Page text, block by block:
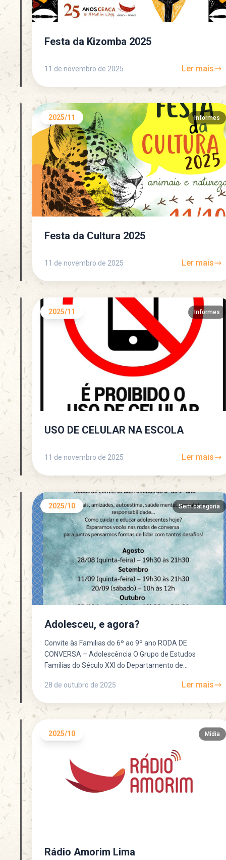
Festa da Kizomba 2025
11 de novembro de 2025 Ler mais
2025/11 Informes
Festa da Cultura 2025
11 de novembro de 2025 Ler mais
2025/11 Informes
USO DE CELULAR NA ESCOLA
11 de novembro de 2025 Ler mais
2025/10 Sem categoria
Adolesceu, e agora?
Convite às Familias do 6º ao 9º ano RODA DE
CONVERSA – Adolescência O Grupo de Estudos
Famílias do Século XXI do Departamento de
28 de outubro de 2025
Ler mais
2025/10 Mídia
Rádio Amorim Lima